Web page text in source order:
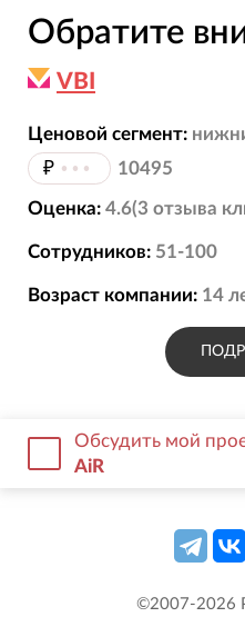
Обратите
VBI
Ценовой сегмент:
₽ ••• 10495
Оценка: 4.6(3 отзыва
Сотрудников: 51-100
Возраст компании: 14
Обсудить мой
AiR
©2007-2026